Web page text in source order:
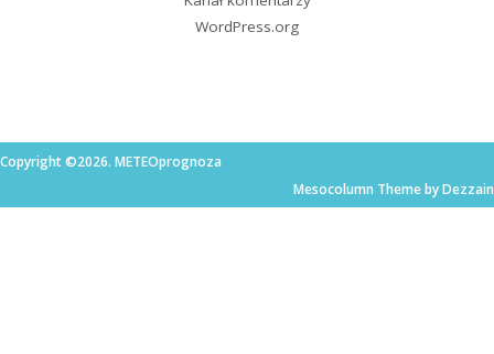
WordPress.org
Copyright ©2026. METEOprognoza
Mesocolumn Theme by Dezzain